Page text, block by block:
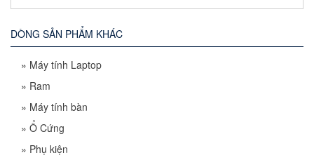
DÒNG SẢN PHẨM KHÁC
» Máy tính Laptop
» Ram
» Máy tính bàn
» Ổ Cứng
» Phụ kiện